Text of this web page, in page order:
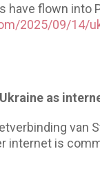
have flown into
2025/09/14/
as
van
internet is